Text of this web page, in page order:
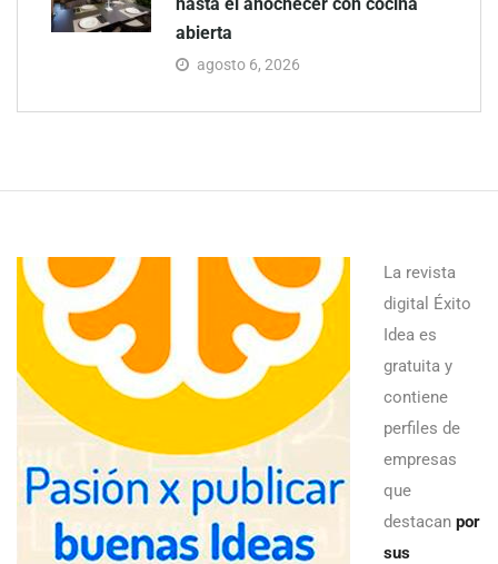
abierta
agosto 6, 2026
La revista
digital Éxito
Idea es
gratuita y
contiene
perfiles de
empresas
que
destacan por
sus